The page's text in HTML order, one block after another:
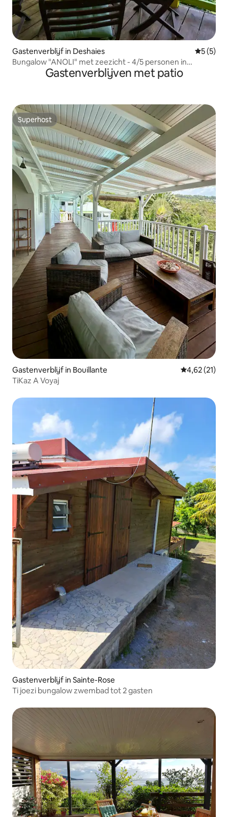
Gastenverblijf in Deshaies
5 (5)
Bungalow "ANOLI" met zeezicht - 4/5 personen in
Gastenverblijven met patio
Superhost
Superhost
Gastenverblijf in Bouillante Gemiddelde
4,62 (21)
TiKaz A Voyaj
Gastenverblijf in Sainte-Rose
Ti joezi bungalow zwembad tot 2 gasten